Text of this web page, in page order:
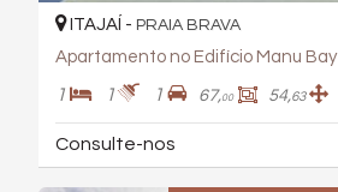
ITAJAÍ - PRAIA BRAVA
Apartamento no Edifício Manu Bay
1 1 1 67,00 54,63
Consulte-nos